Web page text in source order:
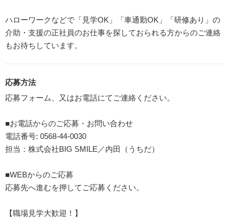
ハローワークなどで「見学OK」「車通勤OK」「研修あり」の
介助・支援の正社員のお仕事を探しておられる方からのご連絡
もお待ちしています。
応募方法
応募フォーム、又はお電話にてご連絡ください。
■お電話からのご応募・お問い合わせ
電話番号: 0568-44-0030
担当：株式会社BIG SMILE／内田（うちだ）
■WEBからのご応募
応募先へ進むを押してご応募ください。
【職場見学大歓迎！】